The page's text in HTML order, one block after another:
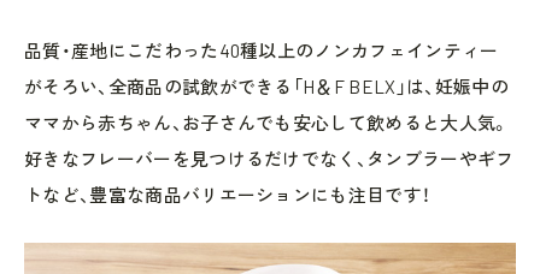
品質・産地にこだわった40種以上のノンカフェインティー
がそろい、全商品の試飲ができる「H＆F BELX」は、妊娠中の
ママから赤ちゃん、お子さんでも安心して飲めると大人気。
好きなフレーバーを見つけるだけでなく、タンブラーやギフ
トなど、豊富な商品バリエーションにも注目です！